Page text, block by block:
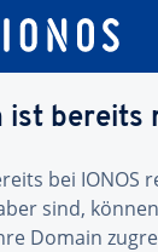
ist
bei IONOS
sind,
Domain